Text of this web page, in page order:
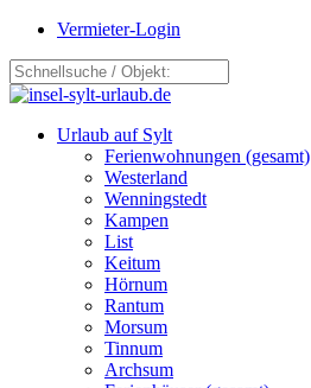
Vermieter-Login
Urlaub auf Sylt
Ferienwohnungen (gesamt)
Westerland
Wenningstedt
Kampen
List
Keitum
Hörnum
Rantum
Morsum
Tinnum
Archsum